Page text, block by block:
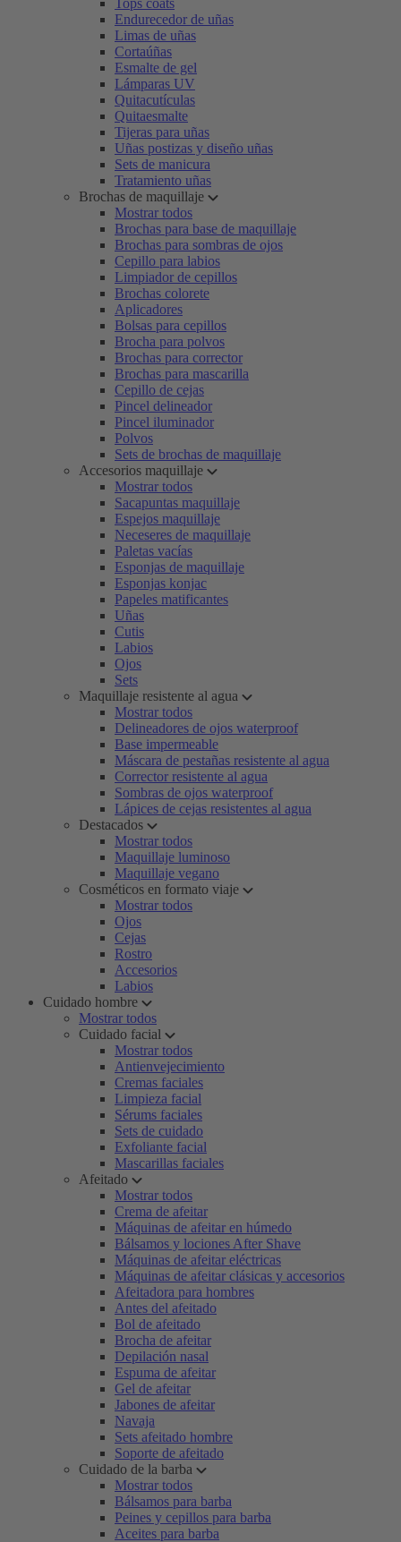
Tops coats
Endurecedor de uñas
Limas de uñas
Cortaúñas
Esmalte de gel
Lámparas UV
Quitacutículas
Quitaesmalte
Tijeras para uñas
Uñas postizas y diseño uñas
Sets de manicura
Tratamiento uñas
Brochas de maquillaje
Mostrar todos
Brochas para base de maquillaje
Brochas para sombras de ojos
Cepillo para labios
Limpiador de cepillos
Brochas colorete
Aplicadores
Bolsas para cepillos
Brocha para polvos
Brochas para corrector
Brochas para mascarilla
Cepillo de cejas
Pincel delineador
Pincel iluminador
Polvos
Sets de brochas de maquillaje
Accesorios maquillaje
Mostrar todos
Sacapuntas maquillaje
Espejos maquillaje
Neceseres de maquillaje
Paletas vacías
Esponjas de maquillaje
Esponjas konjac
Papeles matificantes
Uñas
Cutis
Labios
Ojos
Sets
Maquillaje resistente al agua
Mostrar todos
Delineadores de ojos waterproof
Base impermeable
Máscara de pestañas resistente al agua
Corrector resistente al agua
Sombras de ojos waterproof
Lápices de cejas resistentes al agua
Destacados
Mostrar todos
Maquillaje luminoso
Maquillaje vegano
Cosméticos en formato viaje
Mostrar todos
Ojos
Cejas
Rostro
Accesorios
Labios
Cuidado hombre
Mostrar todos
Cuidado facial
Mostrar todos
Antienvejecimiento
Cremas faciales
Limpieza facial
Sérums faciales
Sets de cuidado
Exfoliante facial
Mascarillas faciales
Afeitado
Mostrar todos
Crema de afeitar
Máquinas de afeitar en húmedo
Bálsamos y lociones After Shave
Máquinas de afeitar eléctricas
Máquinas de afeitar clásicas y accesorios
Afeitadora para hombres
Antes del afeitado
Bol de afeitado
Brocha de afeitar
Depilación nasal
Espuma de afeitar
Gel de afeitar
Jabones de afeitar
Navaja
Sets afeitado hombre
Soporte de afeitado
Cuidado de la barba
Mostrar todos
Bálsamos para barba
Peines y cepillos para barba
Aceites para barba